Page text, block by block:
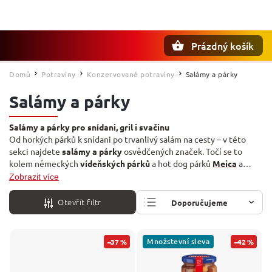
Prázdný košík
Domů / Potraviny / Konzervované potraviny / Salámy a párky
Salámy a párky
Salámy a párky pro snídani, gril i svačinu
Od horkých párků k snídani po trvanlivý salám na cesty – v této
sekci najdete salámy a párkyosvědčených značek. Točí se to
kolem německých vídeňských párkůa hot dog párků Meica a
G&G, maďarského uherského salámu
klasikyBi-Fii mnichovské bílé klobásyZimmermann. Mlsání mezi
jídly zařídí salámové tyčinky
a G&G, jiskru přidá španělské
chorizo a fuetTesoros del Sur.
Zobrazit více
Doporučujeme
Nejdražší
Otevřít filtr
–37 % Množstevní sleva –42 %